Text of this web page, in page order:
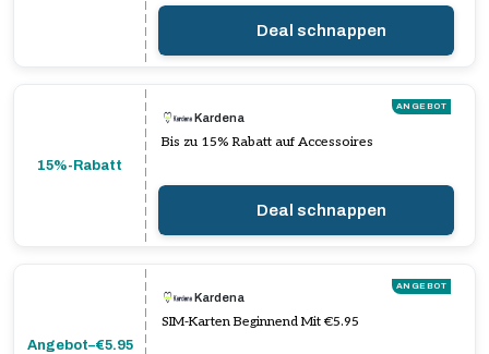
Deal schnappen
15%-Rabatt
ANGEBOT
Kardena
Bis zu 15% Rabatt auf Accessoires
Deal schnappen
Angebot–€5.95
ANGEBOT
Kardena
SIM-Karten Beginnend Mit €5.95